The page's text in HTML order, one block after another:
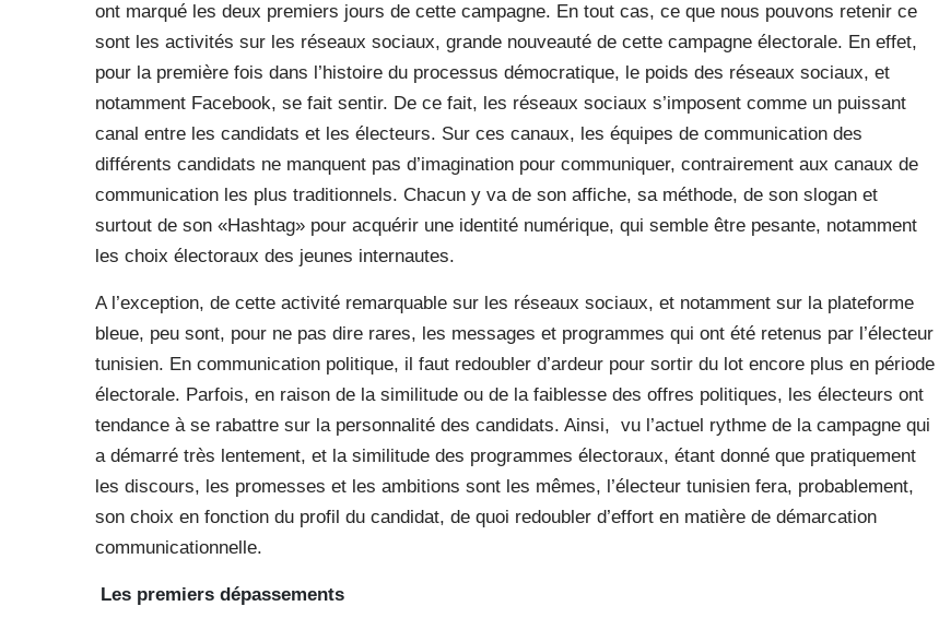
ont marqué les deux premiers jours de cette campagne. En tout cas, ce que nous pouvons retenir ce
sont les activités sur les réseaux sociaux, grande nouveauté de cette campagne électorale. En effet,
pour la première fois dans l’histoire du processus démocratique, le poids des réseaux sociaux, et
notamment Facebook, se fait sentir. De ce fait, les réseaux sociaux s’imposent comme un puissant
canal entre les candidats et les électeurs. Sur ces canaux, les équipes de communication des
différents candidats ne manquent pas d’imagination pour communiquer, contrairement aux canaux de
communication les plus traditionnels. Chacun y va de son affiche, sa méthode, de son slogan et
surtout de son «Hashtag» pour acquérir une identité numérique, qui semble être pesante, notamment
les choix électoraux des jeunes internautes.
A l’exception, de cette activité remarquable sur les réseaux sociaux, et notamment sur la plateforme
bleue, peu sont, pour ne pas dire rares, les messages et programmes qui ont été retenus par l’électeur
tunisien. En communication politique, il faut redoubler d’ardeur pour sortir du lot encore plus en période
électorale. Parfois, en raison de la similitude ou de la faiblesse des offres politiques, les électeurs ont
tendance à se rabattre sur la personnalité des candidats. Ainsi, vu l’actuel rythme de la campagne qui
a démarré très lentement, et la similitude des programmes électoraux, étant donné que pratiquement
les discours, les promesses et les ambitions sont les mêmes, l’électeur tunisien fera, probablement,
son choix en fonction du profil du candidat, de quoi redoubler d’effort en matière de démarcation
communicationnelle.
Les premiers dépassements